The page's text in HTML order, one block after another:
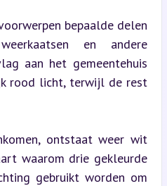
bepaalde delen
en andere
aan het gemeentehuis
rood licht, terwijl de rest
ontstaat weer wit
waarom drie gekleurde
gebruikt worden om